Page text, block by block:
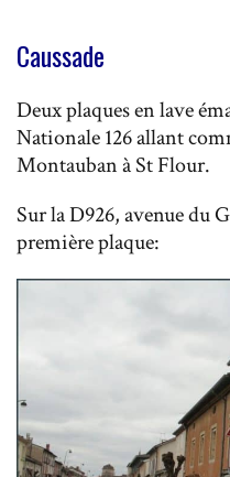
Caussade
Deux plaques en lave
Nationale 126 allant
Montauban à St Flour.
Sur la D926, avenue du
première plaque: